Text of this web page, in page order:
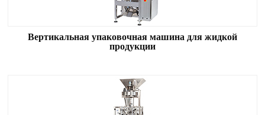
Вертикальная упаковочная машина для жидкой
продукции